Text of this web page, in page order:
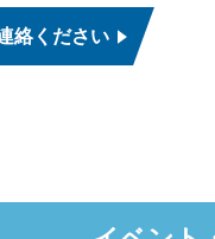
絡ください